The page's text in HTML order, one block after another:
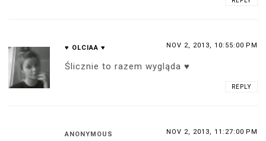
♥ OLCIAA ♥ NOV 2, 2013, 10:55:00 PM
Ślicznie to razem wygląda ♥
REPLY
ANONYMOUS NOV 2, 2013, 11:27:00 PM